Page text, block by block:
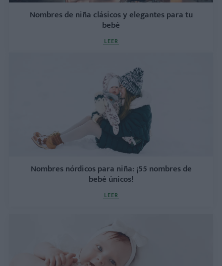
Nombres de niña clásicos y elegantes para tu
bebé
LEER
Nombres nórdicos para niña: ¡55 nombres de
bebé únicos!
LEER